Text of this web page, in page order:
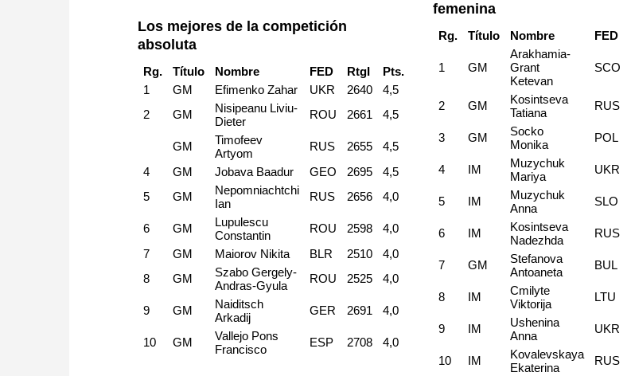
Los mejores de la competición
absoluta
Rg. Título Nombre FED RtgI
Pts.
1
GM Efimenko Zahar UKR 2640
4,5
2
GM
Nisipeanu Liviu-
Dieter
ROU 2661 4,5
GM
Timofeev
Artyom
RUS 2655
4,5
4
GM Jobava Baadur GEO 2695
4,5
5
GM
Nepomniachtchi
Ian
RUS 2656 4,0
6 GM
Lupulescu
Constantin
ROU 2598
4,0
7
GM Maiorov Nikita BLR 2510
4,0
8
GM
Szabo Gergely-
Andras-Gyula
ROU 2525 4,0
9 GM
Naiditsch
Arkadij
GER 2691 4,0
10 GM
Vallejo Pons
Francisco
ESP 2708 4,0
femenina
Rg. Título Nombre FED
1 GM
Arakhamia-
Grant
Ketevan
SCO
2 GM
Kosintseva
Tatiana
RUS
3 GM
Socko
Monika
POL
4 IM
Muzychuk
Mariya
UKR
5 IM
Muzychuk
Anna
SLO
6 IM
Kosintseva
Nadezhda
RUS
7 GM
Stefanova
Antoaneta
BUL
8 IM
Cmilyte
Viktorija
LTU
9 IM
Ushenina
Anna
UKR
10 IM
Kovalevskaya
Ekaterina
RUS